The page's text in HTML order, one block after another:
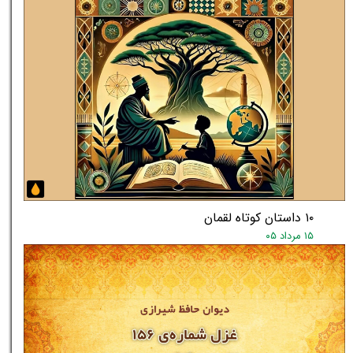
۱۰ داستان کوتاه لقمان
۱۵ مرداد ۰۵